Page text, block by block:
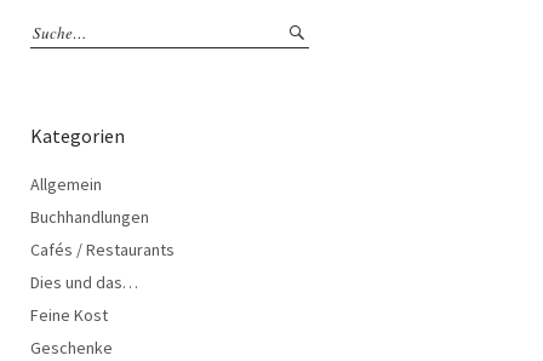
Kategorien
Allgemein
Buchhandlungen
Cafés / Restaurants
Dies und das…
Feine Kost
Geschenke